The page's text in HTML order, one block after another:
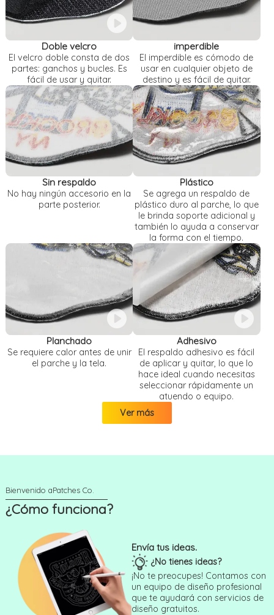
Doble velcro
El velcro doble consta de dos
partes: ganchos y bucles. Es
fácil de usar y quitar.
imperdible
El imperdible es cómodo de
usar en cualquier objeto de
destino y es fácil de quitar.
Sin respaldo
No hay ningún accesorio en la
parte posterior.
Plástico
Se agrega un respaldo de
plástico duro al parche, lo que
le brinda soporte adicional y
también lo ayuda a conservar
la forma con el tiempo.
Planchado
Se requiere calor antes de unir
el parche y la tela.
Adhesivo
El respaldo adhesivo es fácil
de aplicar y quitar, lo que lo
hace ideal cuando necesitas
seleccionar rápidamente un
atuendo o equipo.
Ver más
¿Cómo funciona?
Envía tus ideas.
¿No tienes ideas?
¡No te preocupes! Contamos con
un equipo de diseño profesional
que te ayudará con servicios de
diseño gratuitos.